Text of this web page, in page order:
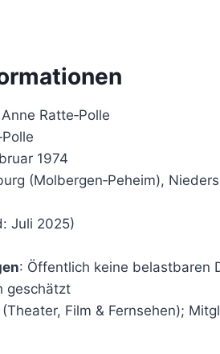
Ratte‑Polle
1974
(Molbergen‑Peheim),
Juli 2025)
: Öffentlich keine belastbaren
geschätzt
Film & Fernsehen);